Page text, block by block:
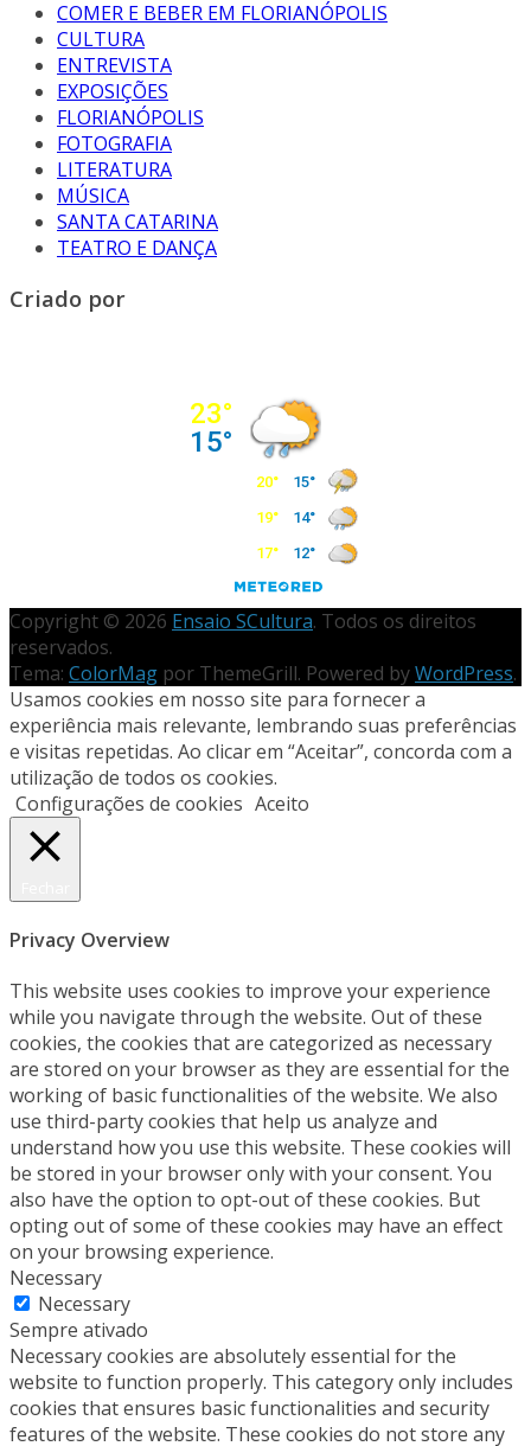
COMER E BEBER EM FLORIANÓPOLIS
CULTURA
ENTREVISTA
EXPOSIÇÕES
FLORIANÓPOLIS
FOTOGRAFIA
LITERATURA
MÚSICA
SANTA CATARINA
TEATRO E DANÇA
Criado por
Copyright © 2026 Ensaio SCultura. Todos os direitos
reservados.
Tema: ColorMag por ThemeGrill. Powered byWordPress.
Usamos cookies em nosso site para fornecer a
experiência mais relevante, lembrando suas preferências
e visitas repetidas. Ao clicar em “Aceitar”, concorda com a
utilização de todos os cookies.
Configurações de cookies Aceito
Privacy Overview
This website uses cookies to improve your experience
while you navigate through the website. Out of these
cookies, the cookies that are categorized as necessary
are stored on your browser as they are essential for the
working of basic functionalities of the website. We also
use third-party cookies that help us analyze and
understand how you use this website. These cookies will
be stored in your browser only with your consent. You
also have the option to opt-out of these cookies. But
opting out of some of these cookies may have an effect
on your browsing experience.
Necessary
Necessary
Sempre ativado
Necessary cookies are absolutely essential for the
website to function properly. This category only includes
cookies that ensures basic functionalities and security
features of the website. These cookies do not store any